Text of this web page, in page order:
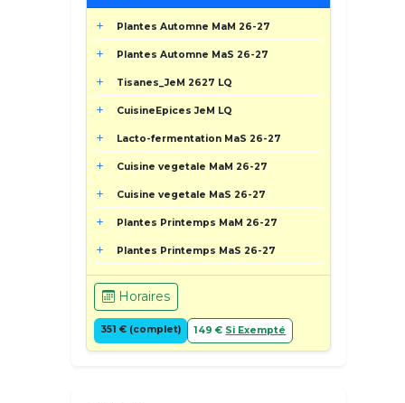
Plantes Automne MaM 26-27
Plantes Automne MaS 26-27
Tisanes_JeM 2627 LQ
CuisineEpices JeM LQ
Lacto-fermentation MaS 26-27
Cuisine vegetale MaM 26-27
Cuisine vegetale MaS 26-27
Plantes Printemps MaM 26-27
Plantes Printemps MaS 26-27
Horaires
351 € (complet) 149 € Si Exempté